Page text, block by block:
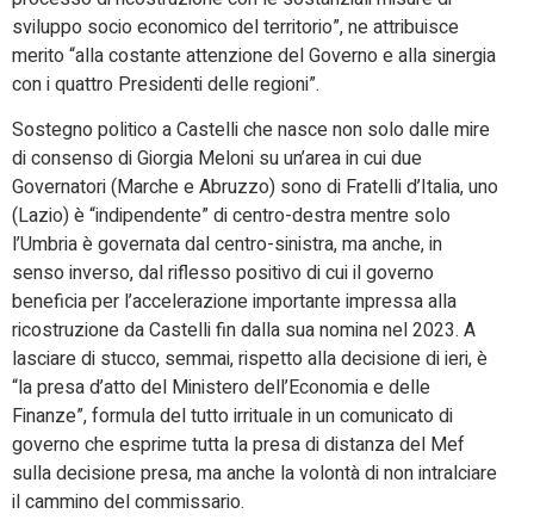
sviluppo socio economico del territorio”, ne attribuisce
merito “alla costante attenzione del Governo e alla sinergia
con i quattro Presidenti delle regioni”.
Sostegno politico a Castelli che nasce non solo dalle mire
di consenso di Giorgia Meloni su un’area in cui due
Governatori (Marche e Abruzzo) sono di Fratelli d’Italia, uno
(Lazio) è “indipendente” di centro-destra mentre solo
l’Umbria è governata dal centro-sinistra, ma anche, in
senso inverso, dal riflesso positivo di cui il governo
beneficia per l’accelerazione importante impressa alla
ricostruzione da Castelli fin dalla sua nomina nel 2023. A
lasciare di stucco, semmai, rispetto alla decisione di ieri, è
“la presa d’atto del Ministero dell’Economia e delle
Finanze”, formula del tutto irrituale in un comunicato di
governo che esprime tutta la presa di distanza del Mef
sulla decisione presa, ma anche la volontà di non intralciare
il cammino del commissario.